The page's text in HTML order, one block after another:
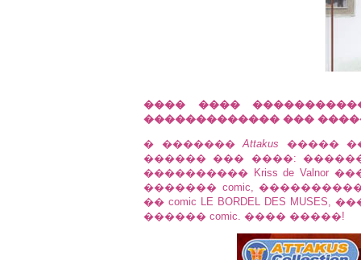
���� ����
������������� ���
� �������Attakus �����
������ ��� ����:
���������� Kriss de Valnor ���
������� comic, ����������
�� comic LE BORDEL DES
������ comic. ���� �����!